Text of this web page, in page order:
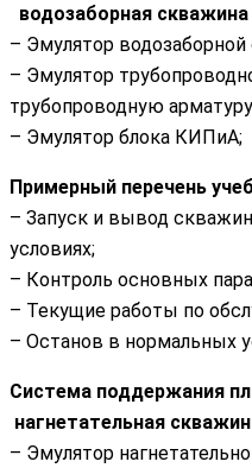
водозаборная скважина
– Эмулятор
– Эмулятор
трубопроводную
– Эмулятор блока КИПиА;
Примерный перечень
– Запуск и вывод
условиях;
– Контроль основных
– Текущие работы по
– Останов в нормальных
Система поддержания
нагнетательная
– Эмулятор